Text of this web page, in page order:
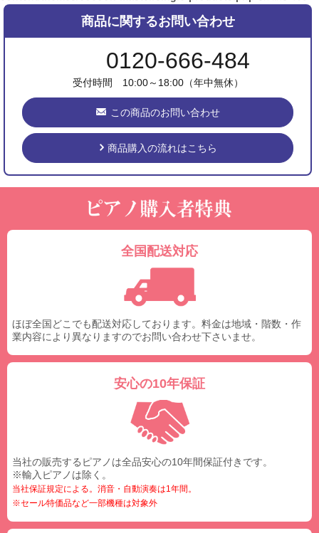
商品に関するお問い合わせ
0120-666-484
受付時間 10:00～18:00（年中無休）
この商品のお問い合わせ
商品購入の流れはこちら
全国配送対応
ほぼ全国どこでも配送対応しております。料金は地域・階数・作
業内容により異なりますのでお問い合わせ下さいませ。
安心の10年保証
当社の販売するピアノは全品安心の10年間保証付きです。
※輸入ピアノは除く。
当社保証規定による。消音・自動演奏は1年間。
※セール特価品など一部機種は対象外